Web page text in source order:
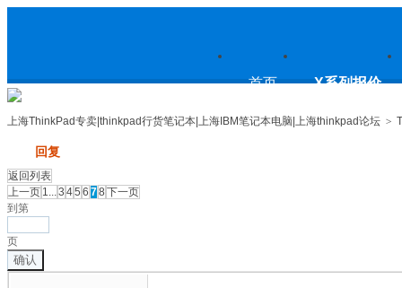
上
海ThinkPad专卖|thinkpad行货笔
记本|上海IBM笔记本电脑|上海
首页 X系列报价
上海ThinkPad专卖|thinkpad行货笔记本|上海IBM笔记本电脑|上海thinkpad论坛 >
回复
返回列表
上一页 1...3 45 6 78 下一页
到第
页
确认